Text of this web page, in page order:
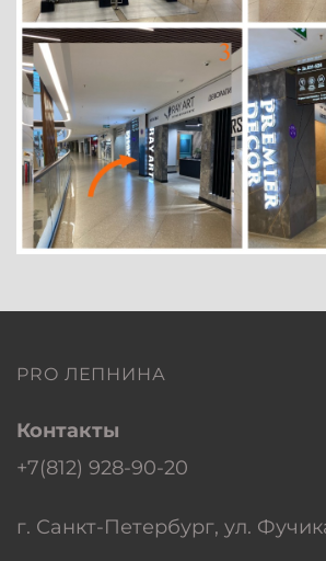
PRO ЛЕПНИНА
Контакты
+7(812) 928-90-20
г. Санкт-Петербург, ул.